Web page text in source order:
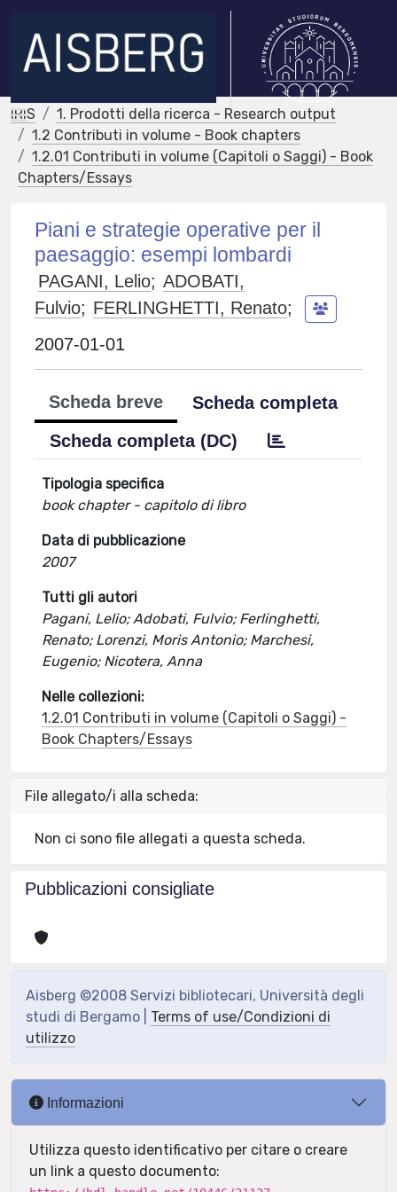
IRIS
1. Prodotti della ricerca - Research output
1.2 Contributi in volume - Book chapters
1.2.01 Contributi in volume (Capitoli o Saggi) - Book
Chapters/Essays
Piani e strategie operative per il
paesaggio: esempi lombardi
PAGANI, Lelio; ADOBATI,
Fulvio; FERLINGHETTI, Renato;
2007-01-01
Scheda breve
Scheda completa
Scheda completa (DC)
Tipologia specifica
book chapter - capitolo di libro
Data di pubblicazione
2007
Tutti gli autori
Pagani, Lelio; Adobati, Fulvio; Ferlinghetti,
Renato; Lorenzi, Moris Antonio; Marchesi,
Eugenio; Nicotera, Anna
Nelle collezioni:
1.2.01 Contributi in volume (Capitoli o Saggi) -
Book Chapters/Essays
File allegato/i alla scheda:
Non ci sono file allegati a questa scheda.
Pubblicazioni consigliate
Aisberg ©2008 Servizi bibliotecari, Università degli
studi di Bergamo | Terms of use/Condizioni di
utilizzo
Informazioni
Utilizza questo identificativo per citare o creare
un link a questo documento: